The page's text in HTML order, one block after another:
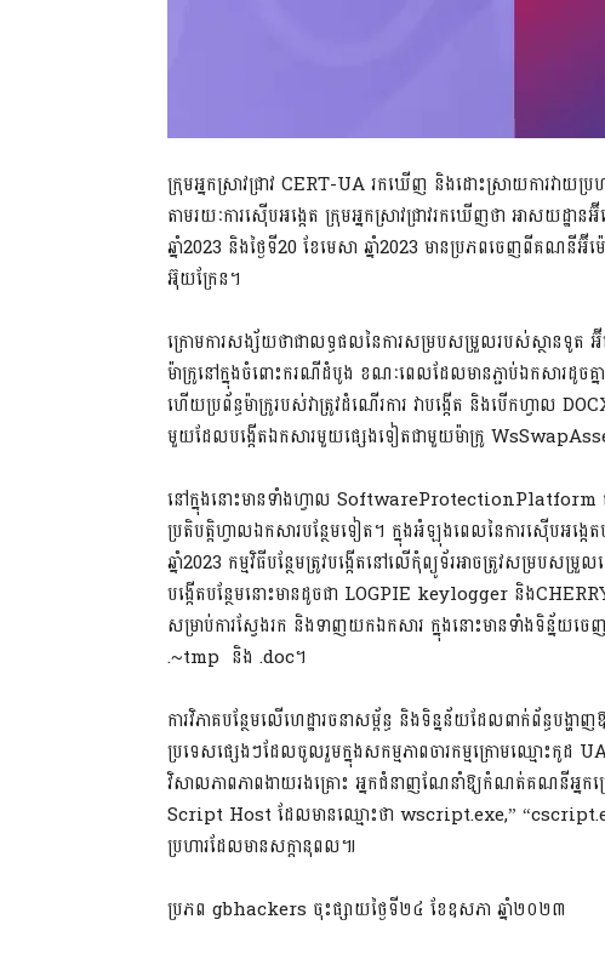
ក្រុមអ្នកស្រាវជ្រាវ CERT-UA រកឃើញ និងដោះស្រាយការវាយ
តាមរយៈការស៊ើបអង្កេត ក្រុមអ្នកស្រាវជ្រាវរកឃើញថា អាសយដ្ឋ
ឆ្នាំ2023 និងថ្ងៃទី20 ខែមេសា ឆ្នាំ2023 មានប្រភពចេញពីគណនី
អ៊ុយក្រែន។
ក្រោមការសង្ស័យ​ថា​ជា​លទ្ធផល​នៃ​ការ​សម្របសម្រួល​របស់​ស្ថានទូត អ៊ី
ម៉ាក្រូនៅក្នុងចំពោះករណីដំបូង ខណៈពេលដែលមានភ្ជាប់ឯកសារដូច
ហើយប្រព័ន្ធម៉ាក្រូរបស់វាត្រូវដំណើរការ វាបង្កើត និងបើកហ្វា
មួយដែលបង្កើតឯកសារមួយផ្សេងទៀតជាមួយម៉ាក្រូ
នៅក្នុងនោះមានទាំងហ្វាល SoftwareProtectionPlatform
ប្រតិបត្តិហ្វាលឯកសារបន្ថែមទៀត។ ក្នុងអំឡុងពេលនៃការស៊ើបអង្ក
ឆ្នាំ2023 កម្មវិធីបន្ថែមត្រូវបង្កើតនៅលើកុំព្យូទ័រអាចត្រូវសម្រ
បង្កើតបន្ថែមនោះមានដូចជា LOGPIE keylogger និង
សម្រាប់ការស្វែងរក និងទាញយកឯកសារ ក្នុងនោះមានទាំងទិន្ន័
.~tmp និង .doc។
ការវិភាគបន្ថែមលើហេដ្ឋារចនាសម្ព័ន្ធ និងទិន្នន័យដែលពាក់ព័ន្ធប
ប្រទេសផ្សេងៗដែលចូលរួមក្នុងសកម្មភាពចារកម្មក្រោមឈ្មោះកូដ
វិសាលភាពភាពងាយរងគ្រោះ អ្នកជំនាញណែនាំឱ្យកំណត់គណនីអ្នក
Script Host ដែលមានឈ្មោះថា wscript.exe,”
ប្រហារដែលមានសក្តានុពល៕
ប្រភព gbhackers ចុះផ្សាយថ្ងៃទី២៤ ខែឧសភា ឆ្នាំ២០២៣